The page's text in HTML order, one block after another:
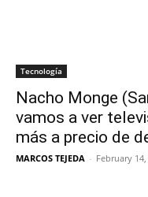
Tecnología
Nacho Monge
vamos a ver
más a precio de
MARCOS TEJEDA - February